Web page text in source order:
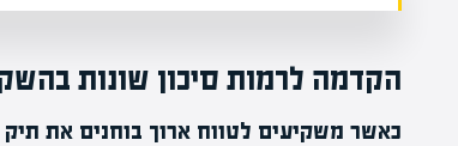
הקדמה לרמות סיכון שונות
כאשר משקיעים לטווח ארוך בוחנים את